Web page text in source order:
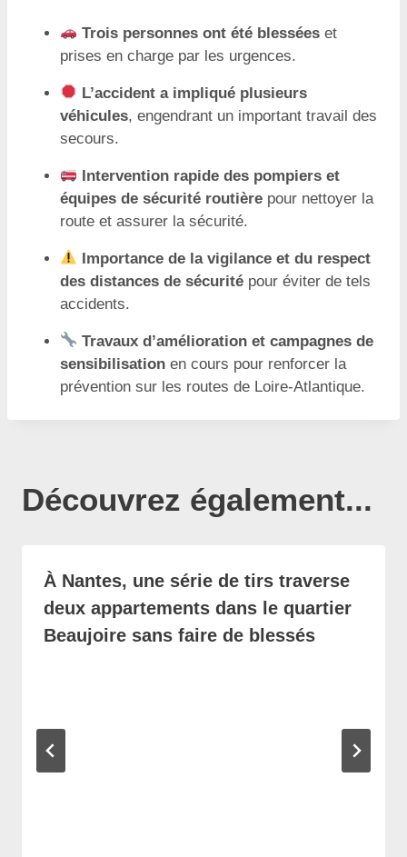
Trois personnes ont été blessées et
prises en charge par les urgences.
L’accident a impliqué plusieurs
véhicules, engendrant un important travail des
secours.
Intervention rapide des pompiers et
équipes de sécurité routière pour nettoyer la
route et assurer la sécurité.
Importance de la vigilance et du respect
des distances de sécurité pour éviter de tels
accidents.
Travaux d’amélioration et campagnes de
sensibilisation en cours pour renforcer la
prévention sur les routes de Loire-Atlantique.
Découvrez également...
À Nantes, une série de tirs traverse
deux appartements dans le quartier
Beaujoire sans faire de blessés